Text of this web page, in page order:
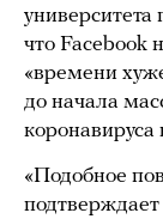
что Facebook
«времени
до начала
коронавируса
«Подобное
подтверждает